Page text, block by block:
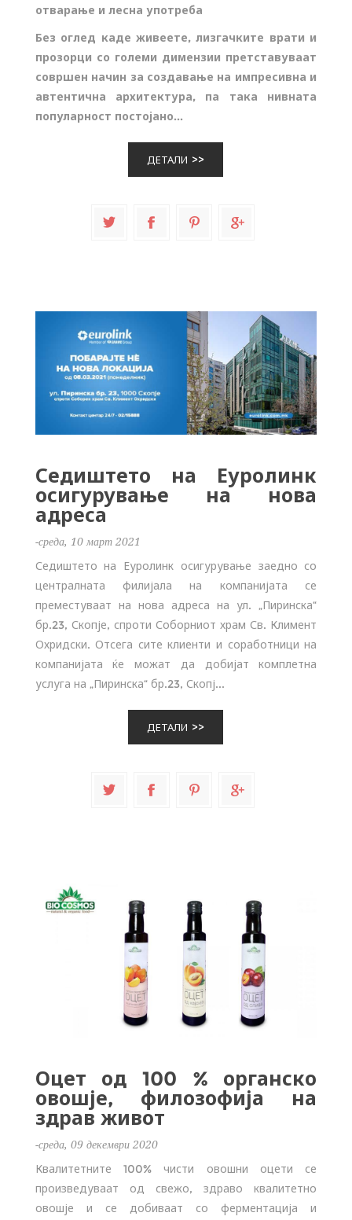
отварање и лесна употреба
Без оглед каде живеете, лизгачките врати и
прозорци со големи димензии претставуваат
совршен начин за создавање на импресивна и
автентична архитектура, па така нивната
популарност постојано...
ДЕТАЛИ
Седиштето на Еуролинк
осигурување на нова
адреса
-среда, 10 март 2021
Седиштето на Еуролинк осигурување заедно со
централната филијала на компанијата се
преместуваат на нова адреса на ул. „Пиринска“
бр.23, Скопје, спроти Соборниот храм Св. Климент
Охридски. Отсега сите клиенти и соработници на
компанијата ќе можат да добијат комплетна
услуга на „Пиринска“ бр.23, Скопј...
ДЕТАЛИ
Оцет од 100 % органско
овошје, филозофија на
здрав живот
-среда, 09 декември 2020
Квалитетните 100% чисти овошни оцети се
произведуваат од свежо, здраво квалитетно
овошје и се добиваат со ферментација и